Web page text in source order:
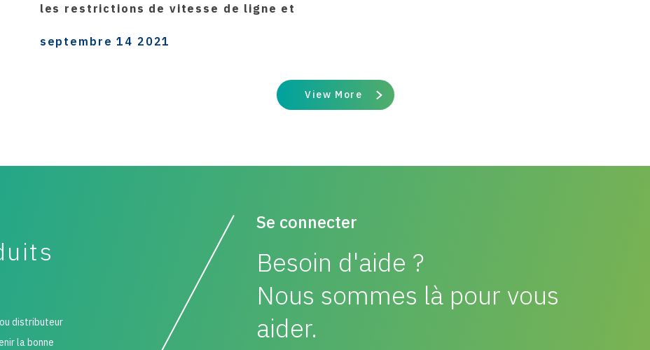
les restrictions de vitesse de ligne et
septembre 14 2021
View More
distributeur
la bonne
Se connecter
Besoin d'aide ?
Nous sommes là pour vous
aider.